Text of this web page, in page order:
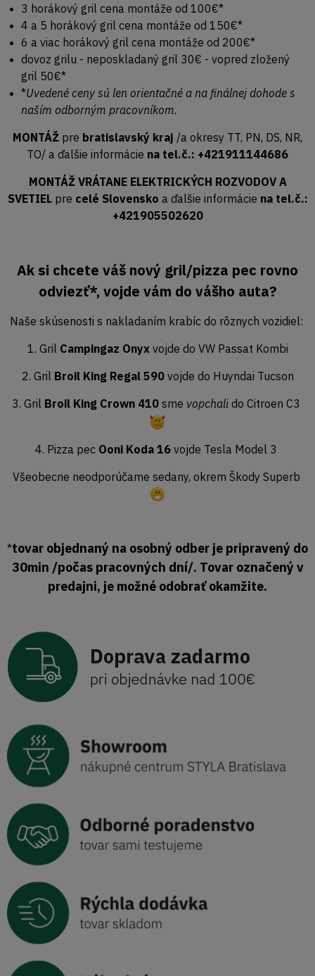
3 horákový gril cena montáže od 100€*
4 a 5 horákový gril cena montáže od 150€*
6 a viac horákový gril cena montáže od 200€*
dovoz grilu - neposkladaný gril 30€ - vopred zložený
gril 50€*
*Uvedené ceny sú len orientačné a na finálnej dohode s
naším odborným pracovníkom.
MONTÁŽ pre bratislavský kraj /a okresy TT, PN, DS, NR,
TO/ a ďalšie informácie na tel.č.: +421911144686
MONTÁŽ VRÁTANE ELEKTRICKÝCH ROZVODOV A
SVETIEL pre celé Slovensko a ďalšie informácie na tel.č.:
+421905502620
Ak si chcete váš nový gril/pizza pec rovno
odviezť*, vojde vám do vášho auta?
Naše skúsenosti s nakladaním krabíc do rôznych vozidiel:
1. Gril Campingaz Onyx vojde do VW Passat Kombi
2. Gril Broil King Regal 590vojde do Huyndai Tucson
3. Gril Broil King Crown 410 sme vopchali do Citroen C3
4. Pizza pec Ooni Koda 16 vojde Tesla Model 3
Všeobecne neodporúčame sedany, okrem Škody Superb
*tovar objednaný na osobný odber je pripravený do
30min /počas pracovných dní/. Tovar označený v
predajni, je možné odobrať okamžite.